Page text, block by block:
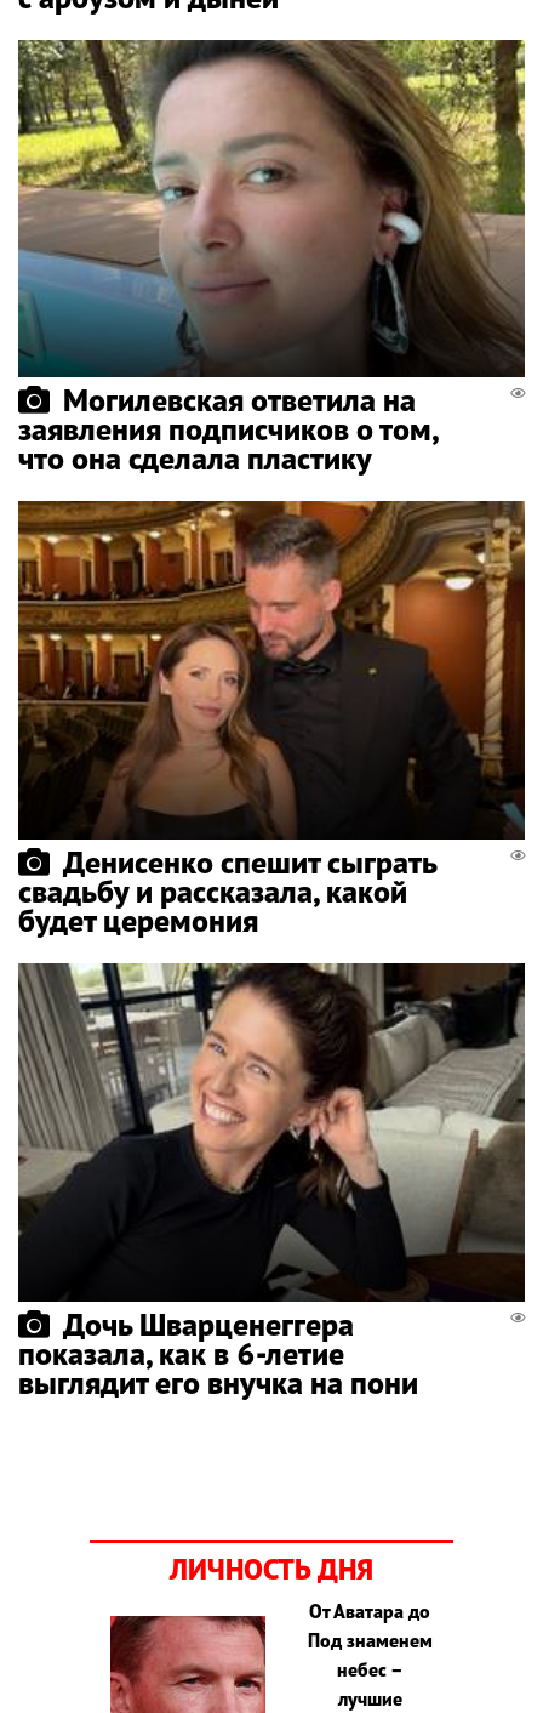
Могилевская ответила на
заявления подписчиков о том,
что она сделала пластику
Денисенко спешит сыграть
свадьбу и рассказала, какой
будет церемония
Дочь Шварценеггера
показала, как в 6-летие
выглядит его внучка на пони
ЛИЧНОСТЬ ДНЯ
От Аватара до
Под знаменем
небес –
лучшие